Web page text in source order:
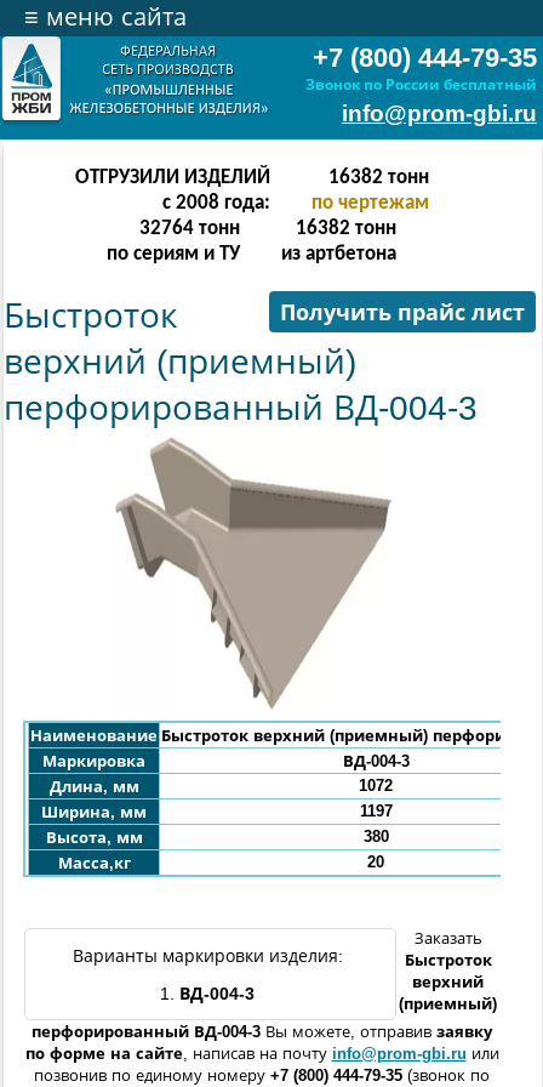
+7 (800) 444-79-35
Звонок по России бесплатный
info@prom-gbi.ru
≡ меню сайта
ОТГРУЗИЛИ ИЗДЕЛИЙ
с 2008 года:
32766 тонн
по чертежам
65532 тонн
по сериям и ТУ
32766 тонн
из артбетона
Получить прайс лист
Быстроток
верхний (приемный)
перфорированный ВД-004-3
Наименование Быстроток верхний (приемный)
Маркировка
ВД-004-3
Длина, мм
1072
Ширина, мм
1197
Высота, мм
380
Масса,кг
20
Варианты маркировки изделия:
1. ВД-004-3
Заказать
Быстроток
верхний
(приемный)
перфорированный ВД-004-3 Вы можете, отправив заявку
по форме на сайте, написав на почту info@prom-gbi.ru или
позвонив по единому номеру +7 (800) 444-79-35 (звонок по